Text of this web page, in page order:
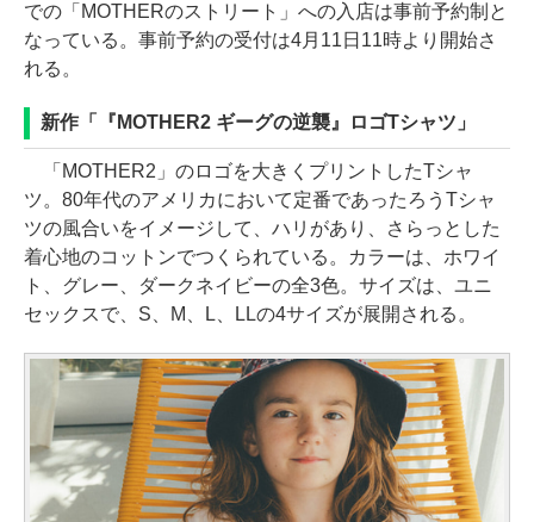
での「MOTHERのストリート」への入店は事前予約制と
なっている。事前予約の受付は4月11日11時より開始さ
れる。
新作「『MOTHER2 ギーグの逆襲』ロゴTシャツ」
「MOTHER2」のロゴを大きくプリントしたTシャ
ツ。80年代のアメリカにおいて定番であったろうTシャ
ツの風合いをイメージして、ハリがあり、さらっとした
着心地のコットンでつくられている。カラーは、ホワイ
ト、グレー、ダークネイビーの全3色。サイズは、ユニ
セックスで、S、M、L、LLの4サイズが展開される。